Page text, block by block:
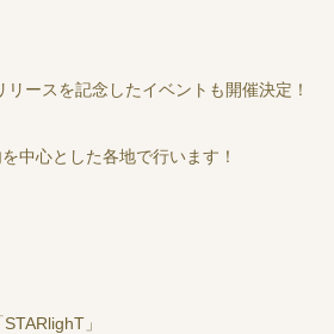
ースを記念したイベントも開催決定！
中心とした各地で行います！
」